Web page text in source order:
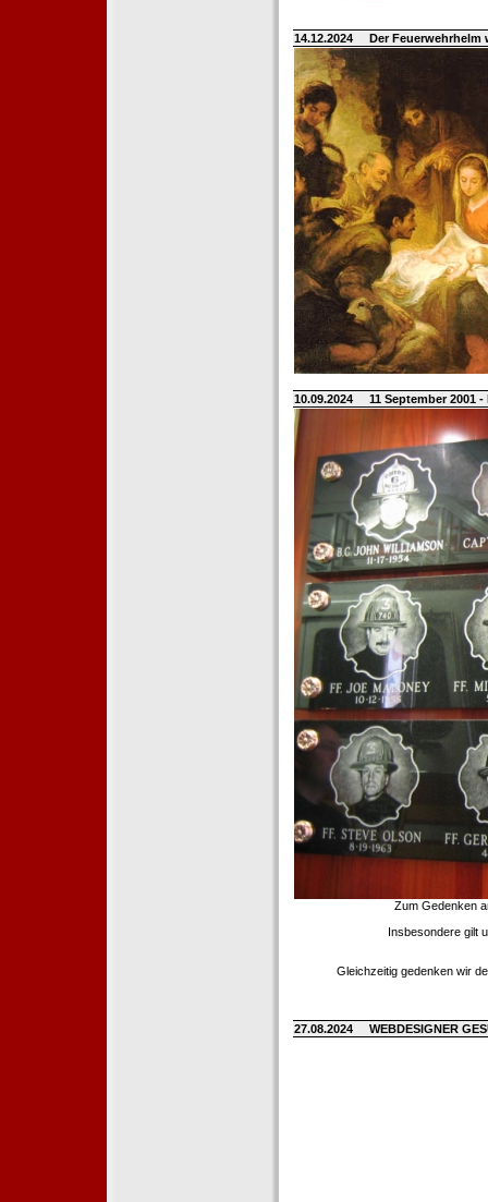
14.12.2024 Der
10.09.2024 11 September 2001
Zum Gedenken
Insbesondere gilt
Gleichzeitig gedenken wir
27.08.2024 WEBDESIGNER